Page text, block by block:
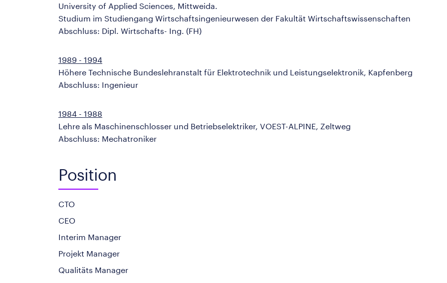
University of Applied Sciences, Mittweida.
Studium im Studiengang Wirtschaftsingenieurwesen der Fakultät Wirtschaftswissenschaften
Abschluss: Dipl. Wirtschafts- Ing. (FH)
1989 - 1994
Höhere Technische Bundeslehranstalt für Elektrotechnik und Leistungselektronik, Kapfenberg
Abschluss: Ingenieur
1984 - 1988
Lehre als Maschinenschlosser und Betriebselektriker, VOEST-ALPINE, Zeltweg
Abschluss: Mechatroniker
Position
CTO
CEO
Interim Manager
Projekt Manager
Qualitäts Manager